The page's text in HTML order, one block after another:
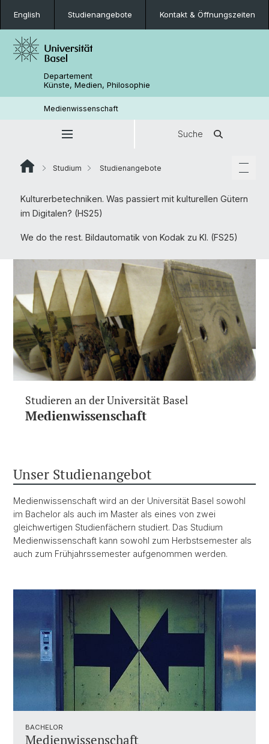
English Studienangebote Kontakt & Öffnungszeiten
Departement
Künste, Medien, Philosophie
Medienwissenschaft
Suche
Studium Studienangebote
Kulturerbetechniken. Was passiert mit kulturellen Gütern
im Digitalen? (HS25)
We do the rest. Bildautomatik von Kodak zu KI. (FS25)
Studieren an der Universität Basel
Medienwissenschaft
Unser Studienangebot
Medienwissenschaft wird an der Universität Basel sowohl
im Bachelor als auch im Master als eines von zwei
gleichwertigen Studienfächern studiert. Das Studium
Medienwissenschaft kann sowohl zum Herbstsemester als
auch zum Frühjahrssemester aufgenommen werden.
BACHELOR
Medienwissenschaft